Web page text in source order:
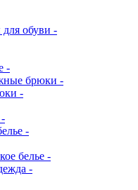
обуви -
-
брюки -
-
-
белье -
-